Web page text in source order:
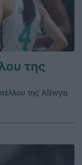
της
της Allwyn